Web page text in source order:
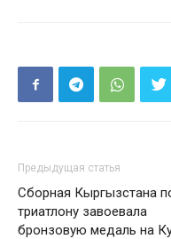
Предыдущая статья
Сборная Кыргызстана
триатлону завоевала
бронзовую медаль на